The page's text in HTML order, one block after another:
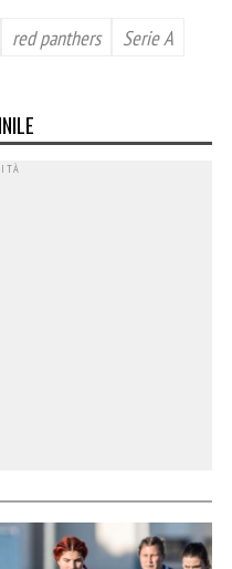
red panthers
Serie A